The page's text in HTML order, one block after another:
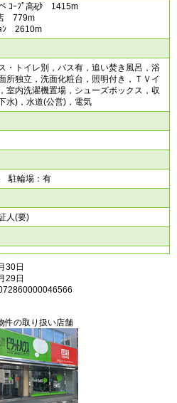
ｺｰﾌﾟ高砂 1415m
店 779m
ｮﾝ 2610m
・トイレ別，バス有，追い焚き風呂，浴
所独立，洗面化粧台，照明付き，ＴＶイ
室内洗濯機置場，シューズボックス，収
水)，水道(公営)，電気
駐輪場：有
人(要)
30日
29日
件の取り扱い店舗